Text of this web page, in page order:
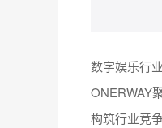
数字娱乐行
ONERWAY
构筑行业竞